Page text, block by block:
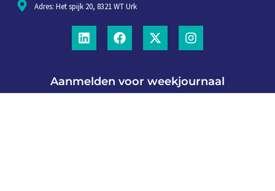
Adres: Het spijk 20, 8321 WT Urk
Aanmelden voor weekjournaal